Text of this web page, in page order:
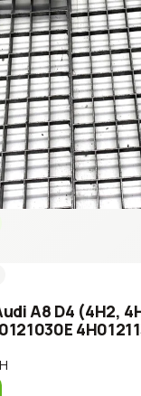
A8 D4 (4H2,